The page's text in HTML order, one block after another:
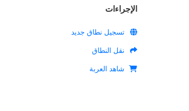
الإجراءات
تسجيل نطاق جديد
نقل النطاق
شاهد العربة